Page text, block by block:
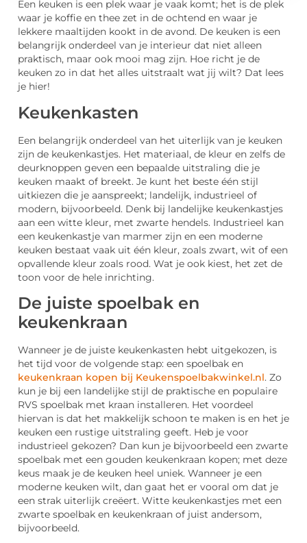
Een keuken is een plek waar je vaak komt; het is de plek
waar je koffie en thee zet in de ochtend en waar je
lekkere maaltijden kookt in de avond. De keuken is een
belangrijk onderdeel van je interieur dat niet alleen
praktisch, maar ook mooi mag zijn. Hoe richt je de
keuken zo in dat het alles uitstraalt wat jij wilt? Dat lees
je hier!
Keukenkasten
Een belangrijk onderdeel van het uiterlijk van je keuken
zijn de keukenkastjes. Het materiaal, de kleur en zelfs de
deurknoppen geven een bepaalde uitstraling die je
keuken maakt of breekt. Je kunt het beste één stijl
uitkiezen die je aanspreekt; landelijk, industrieel of
modern, bijvoorbeeld. Denk bij landelijke keukenkastjes
aan een witte kleur, met zwarte hendels. Industrieel kan
een keukenkastje van marmer zijn en een moderne
keuken bestaat vaak uit één kleur, zoals zwart, wit of een
opvallende kleur zoals rood. Wat je ook kiest, het zet de
toon voor de hele inrichting.
De juiste spoelbak en
keukenkraan
Wanneer je de juiste keukenkasten hebt uitgekozen, is
het tijd voor de volgende stap: een spoelbak en
keukenkraan kopen bij Keukenspoelbakwinkel.nl. Zo
kun je bij een landelijke stijl de praktische en populaire
RVS spoelbak met kraan installeren. Het voordeel
hiervan is dat het makkelijk schoon te maken is en het je
keuken een rustige uitstraling geeft. Heb je voor
industrieel gekozen? Dan kun je bijvoorbeeld een zwarte
spoelbak met een gouden keukenkraan kopen; met deze
keus maak je de keuken heel uniek. Wanneer je een
moderne keuken wilt, dan gaat het er vooral om dat je
een strak uiterlijk creëert. Witte keukenkastjes met een
zwarte spoelbak en keukenkraan of juist andersom,
bijvoorbeeld.